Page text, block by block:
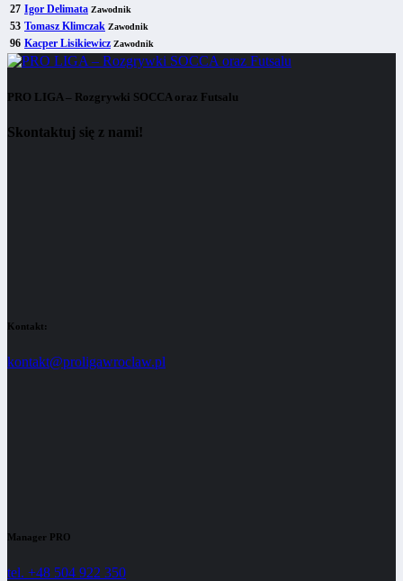
27 Igor Delimata Zawodnik
53 Tomasz Klimczak Zawodnik
96 Kacper Lisikiewicz Zawodnik
PRO LIGA – Rozgrywki SOCCA oraz Futsalu
Skontaktuj się z nami!
Kontakt:
kontakt@proligawroclaw.pl
Manager PRO
tel. +48 504 922 350